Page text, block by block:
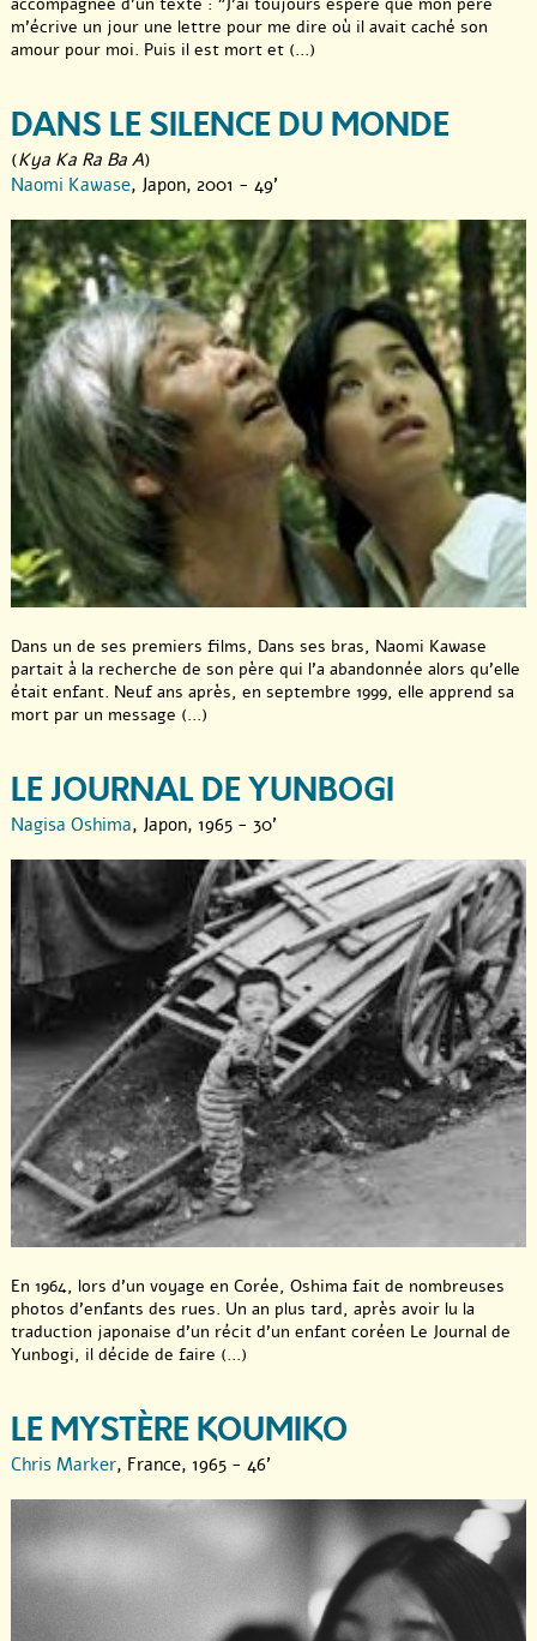
m’écrive un jour une lettre pour me dire où il avait caché son
amour pour moi. Puis il est mort et (...)
DANS LE SILENCE DU MONDE
(Kya Ka Ra Ba A)
Naomi Kawase, Japon, 2001 - 49'
Dans un de ses premiers films, Dans ses bras, Naomi Kawase
partait à la recherche de son père qui l’a abandonnée alors qu’elle
était enfant. Neuf ans après, en septembre 1999, elle apprend sa
mort par un message (...)
LE JOURNAL DE YUNBOGI
Nagisa Oshima, Japon, 1965 - 30'
En 1964, lors d’un voyage en Corée, Oshima fait de nombreuses
photos d’enfants des rues. Un an plus tard, après avoir lu la
traduction japonaise d’un récit d’un enfant coréen Le Journal de
Yunbogi, il décide de faire (...)
LE MYSTÈRE KOUMIKO
Chris Marker, France, 1965 - 46'